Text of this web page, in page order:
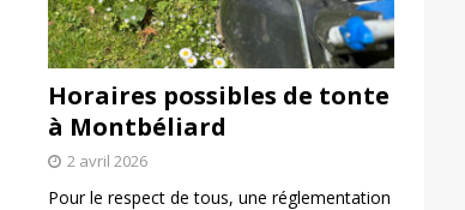
Horaires possibles de tonte
à Montbéliard
2 avril 2026
Pour le respect de tous, une réglementation